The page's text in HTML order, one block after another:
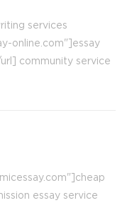
services
online.com"]essay
community service
essay service